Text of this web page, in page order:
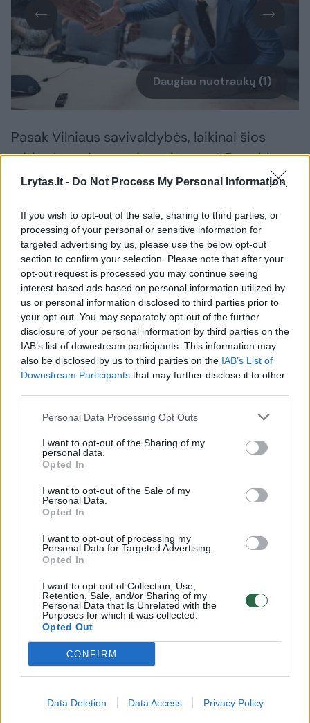
Lrytas.lt - Do Not Process My Personal Information
If you wish to opt-out of the sale, sharing to third parties, or
processing of your personal or sensitive information for
targeted advertising by us, please use the below opt-out
section to confirm your selection. Please note that after your
opt-out request is processed you may continue seeing
interest-based ads based on personal information utilized by
us or personal information disclosed to third parties prior to
your opt-out. You may separately opt-out of the further
disclosure of your personal information by third parties on the
IAB’s list of downstream participants. This information may
also be disclosed by us to third parties on the IAB’s List of
Downstream Participants that may further disclose it to other
Personal Data Processing Opt Outs
I want to opt-out of the Sharing of my
personal data.
Opted In
I want to opt-out of the Sale of my
Personal Data.
Opted In
I want to opt-out of processing my
Personal Data for Targeted Advertising.
Opted In
I want to opt-out of Collection, Use,
Retention, Sale, and/or Sharing of my
Personal Data that Is Unrelated with the
Purposes for which it was collected.
Opted Out
CONFIRM
Data Deletion Data Access Privacy Policy
Daugiau nuotraukų (1)
Pasak Vilniaus savivaldybės, laikinai šios
srities kuravimą perims vicemerė Donalda
Meiželytė. Šiuo metu ji kuruoja ikimokyklinio,
sporto, sveikatinimo klausimus.
Numatoma, kad naujojo pretendento į
vicemero postą kandidatūrą Laisvės partija
paskelbs artimiausiu metu.
Susiję straipsniai
Laisvės partijos Vilniaus
skyriaus pirmininke išrinkta E.
Vilniuje
A. Šileris
Arūnas Šileris Vilniaus miesto savivaldybė
Vilniaus vicemeras